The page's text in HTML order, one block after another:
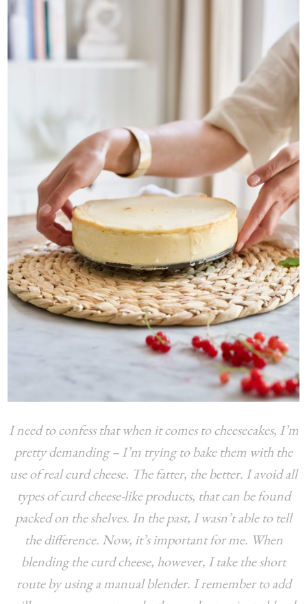
I need to confess that when it comes to cheesecakes, I’m
pretty demanding – I’m trying to bake them with the
use of real curd cheese. The fatter, the better. I avoid all
types of curd cheese-like products, that can be found
packed on the shelves. In the past, I wasn’t able to tell
the difference. Now, it’s important for me. When
blending the curd cheese, however, I take the short
route by using a manual blender. I remember to add